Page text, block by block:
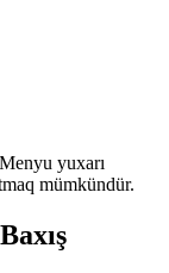
yuxarı
mümkündür.